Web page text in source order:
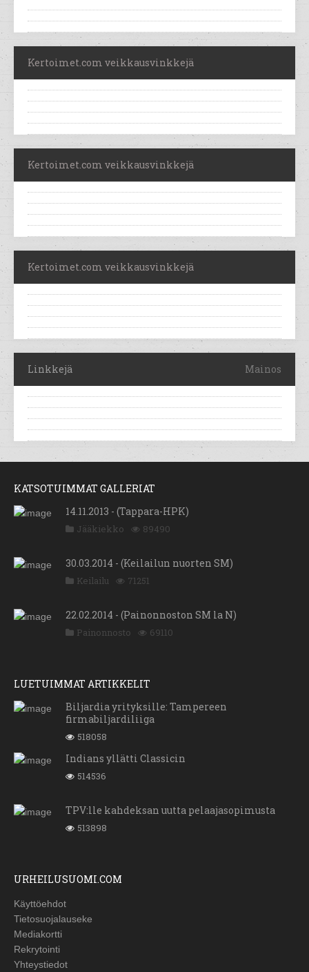
Kertoimet.com veikkausvinkkejä
Kertoimet.com veikkausvinkkejä
Kertoimet.com veikkausvinkkejä
Linkkejä Mainos
KATSOTUIMMAT GALLERIAT
14.11.2013 - (Tappara-HPK)
Jääkiekko 89490
30.03.2014 - (Keilailun nuorten SM)
Keilailu 71251
22.02.2014 - (Painonnoston SM la N)
Painonnosto 69110
LUETUIMMAT ARTIKKELIT
Biljardia yrityksille: Tampereen
firmabiljardiliiga
518058
Indians yllätti Classicin
514536
TPV:lle kahdeksan uutta pelaajasopimusta
513898
URHEILUSUOMI.COM
Käyttöehdot
Tietosuojalauseke
Mediakortti
Rekrytointi
Yhteystiedot